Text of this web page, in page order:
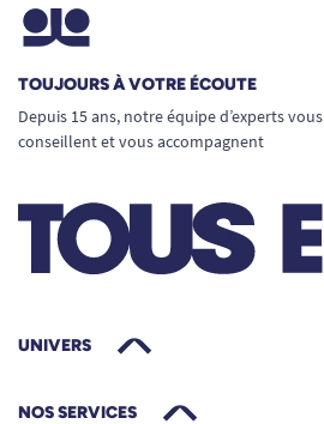
TOUJOURS À VOTRE ÉCOUTE
Depuis 15 ans, notre équipe d’experts vous
conseillent et vous accompagnent
UNIVERS
NOS SERVICES